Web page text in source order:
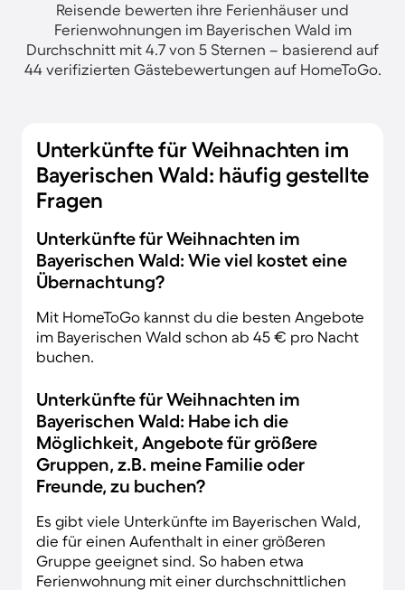
Reisende bewerten ihre Ferienhäuser und
Ferienwohnungen im Bayerischen Wald im
Durchschnitt mit 4.7 von 5 Sternen – basierend auf
44 verifizierten Gästebewertungen auf HomeToGo.
Unterkünfte für Weihnachten im
Bayerischen Wald: häufig gestellte
Fragen
Unterkünfte für Weihnachten im
Bayerischen Wald: Wie viel kostet eine
Übernachtung?
Mit HomeToGo kannst du die besten Angebote
im Bayerischen Wald schon ab 45 € pro Nacht
buchen.
Unterkünfte für Weihnachten im
Bayerischen Wald: Habe ich die
Möglichkeit, Angebote für größere
Gruppen, z.B. meine Familie oder
Freunde, zu buchen?
Es gibt viele Unterkünfte im Bayerischen Wald,
die für einen Aufenthalt in einer größeren
Gruppe geeignet sind. So haben etwa
Ferienwohnung mit einer durchschnittlichen